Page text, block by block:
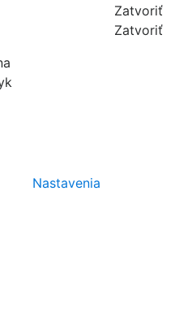
Zatvoriť
Zatvoriť
Nastavenia